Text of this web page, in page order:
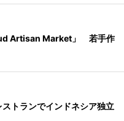
Artisan Market」 若手作
トランでインドネシア独立